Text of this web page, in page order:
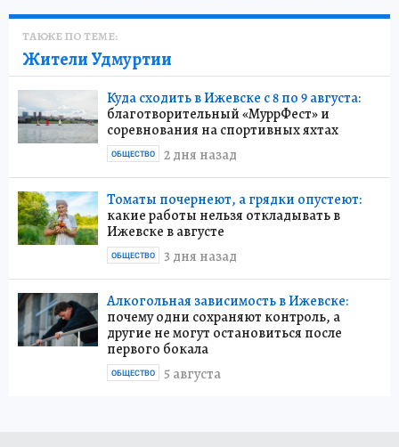
ТАКЖЕ ПО ТЕМЕ:
Жители Удмуртии
Куда сходить в Ижевске с 8 по 9 августа:
благотворительный «МуррФест» и
соревнования на спортивных яхтах
2 дня назад
ОБЩЕСТВО
Томаты почернеют, а грядки опустеют:
какие работы нельзя откладывать в
Ижевске в августе
3 дня назад
ОБЩЕСТВО
Алкогольная зависимость в Ижевске:
почему одни сохраняют контроль, а
другие не могут остановиться после
первого бокала
5 августа
ОБЩЕСТВО